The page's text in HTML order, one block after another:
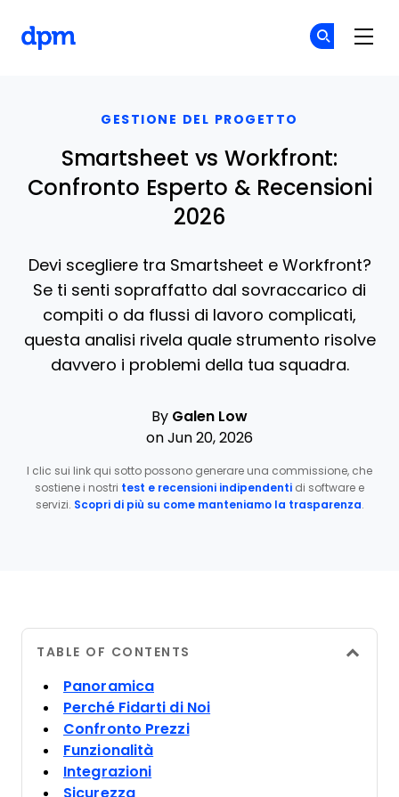
GESTIONE DEL PROGETTO
Smartsheet vs Workfront:
Confronto Esperto & Recensioni
2026
Devi scegliere tra Smartsheet e Workfront?
Se ti senti sopraffatto dal sovraccarico di
compiti o da flussi di lavoro complicati,
questa analisi rivela quale strumento risolve
davvero i problemi della tua squadra.
By Galen Low
on Jun 20, 2026
I clic sui link qui sotto possono generare una commissione, che
sostiene i nostri test e recensioni indipendenti di software e
servizi. Scopri di più su come manteniamo la trasparenza.
TABLE OF CONTENTS
Panoramica
Perché Fidarti di Noi
Confronto Prezzi
Funzionalità
Integrazioni
Sicurezza